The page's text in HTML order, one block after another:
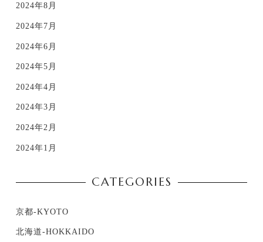
2024年8月
2024年7月
2024年6月
2024年5月
2024年4月
2024年3月
2024年2月
2024年1月
CATEGORIES
京都-KYOTO
北海道-HOKKAIDO